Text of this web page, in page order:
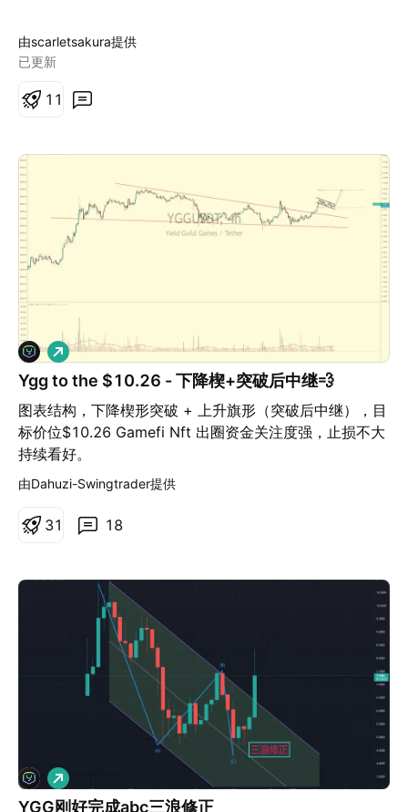
由scarletsakura提供
已更新
1 1
Ygg to the $10.26 - 下降楔+突破后中继💨
图表结构，下降楔形突破 + 上升旗形（突破后中继），目
标价位$10.26 Gamefi Nft 出圈资金关注度强，止损不大
持续看好。
做
多
由Dahuzi-Swingtrader提供
18
31
YGG刚好完成abc三浪修正
做
多